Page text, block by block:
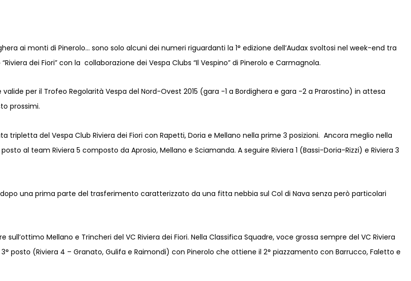
ai monti di Pinerolo… sono solo alcuni dei numeri riguardanti la 1° edizione dell’Audax svoltosi nel week-end tra
dei Fiori” con la collaborazione dei Vespa Clubs “Il Vespino” di Pinerolo e Carmagnola.
per il Trofeo Regolarità Vespa del Nord-Ovest 2015 (gara -1 a Bordighera e gara -2 a Prarostino) in attesa
prossimi.
tripletta del Vespa Club Riviera dei Fiori con Rapetti, Doria e Mellano nella prime 3 posizioni. Ancora meglio nella
al team Riviera 5 composto da Aprosio, Mellano e Sciamanda. A seguire Riviera 1 (Bassi-Doria-Rizzi) e Riviera 3
una prima parte del trasferimento caratterizzato da una fitta nebbia sul Col di Nava senza però particolari
Mellano e Trincheri del VC Riviera dei Fiori. Nella Classifica Squadre, voce grossa sempre del VC Riviera
posto (Riviera 4 – Granato, Gulifa e Raimondi) con Pinerolo che ottiene il 2° piazzamento con Barrucco, Faletto e